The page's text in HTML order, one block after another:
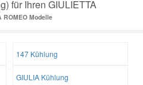
für Ihren GIULIETTA
ROMEO Modelle
147 Kühlung
GIULIA Kühlung